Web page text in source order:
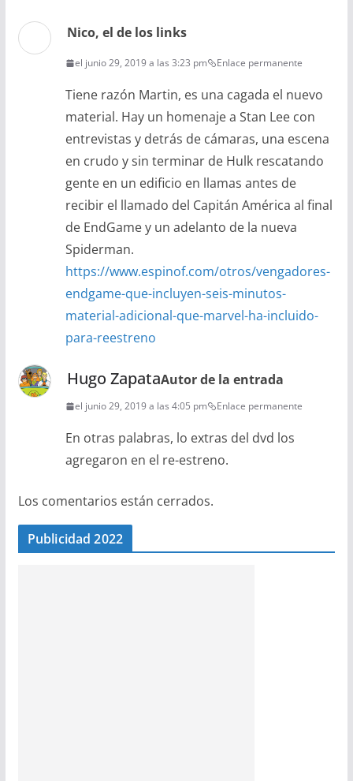
Nico, el de los links
el junio 29, 2019 a las 3:23 pm Enlace permanente
Tiene razón Martin, es una cagada el nuevo
material. Hay un homenaje a Stan Lee con
entrevistas y detrás de cámaras, una escena
en crudo y sin terminar de Hulk rescatando
gente en un edificio en llamas antes de
recibir el llamado del Capitán América al final
de EndGame y un adelanto de la nueva
Spiderman.
https://www.espinof.com/otros/vengadores-
endgame-que-incluyen-seis-minutos-
material-adicional-que-marvel-ha-incluido-
para-reestreno
Hugo ZapataAutor de la entrada
el junio 29, 2019 a las 4:05 pm Enlace permanente
En otras palabras, lo extras del dvd los
agregaron en el re-estreno.
Los comentarios están cerrados.
Publicidad 2022